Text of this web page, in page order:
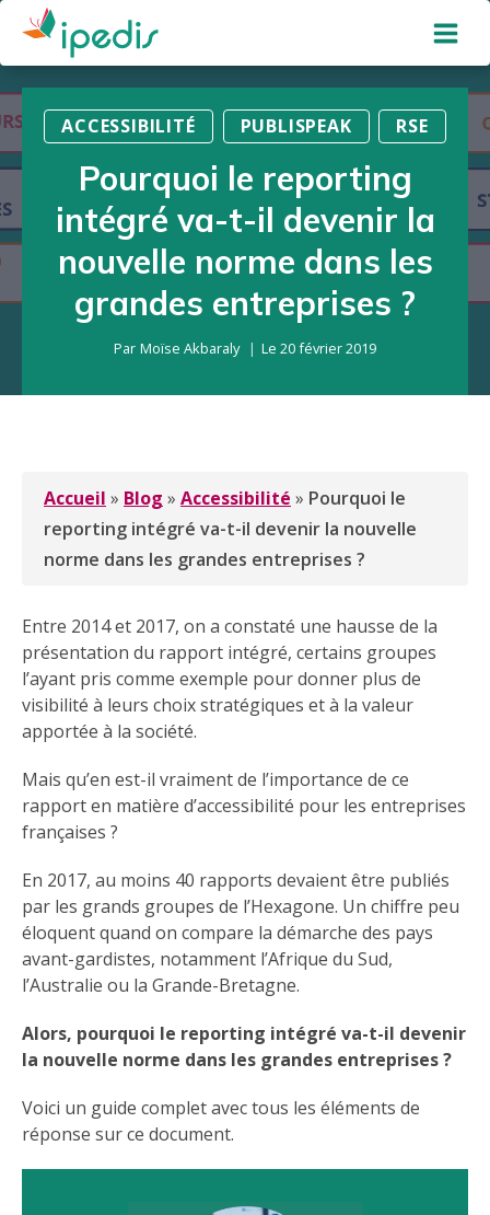
Aller
contenu
ACCESSIBILITÉ PUBLISPEAK RSE
Pourquoi le reporting
intégré va-t-il devenir la
nouvelle norme dans les
grandes entreprises ?
Par Moïse Akbaraly Le 20 février 2019
Accueil » Blog » Accessibilité » Pourquoi le
reporting intégré va-t-il devenir la nouvelle
norme dans les grandes entreprises ?
Entre 2014 et 2017, on a constaté une hausse de la
présentation du rapport intégré, certains groupes
l’ayant pris comme exemple pour donner plus de
visibilité à leurs choix stratégiques et à la valeur
apportée à la société.
Mais qu’en est-il vraiment de l’importance de ce
rapport en matière d’accessibilité pour les entreprises
françaises ?
En 2017, au moins 40 rapports devaient être publiés
par les grands groupes de l’Hexagone. Un chiffre peu
éloquent quand on compare la démarche des pays
avant-gardistes, notamment l’Afrique du Sud,
l’Australie ou la Grande-Bretagne.
Alors, pourquoi le reporting intégré va-t-il devenir
la nouvelle norme dans les grandes entreprises ?
Voici un guide complet avec tous les éléments de
réponse sur ce document.